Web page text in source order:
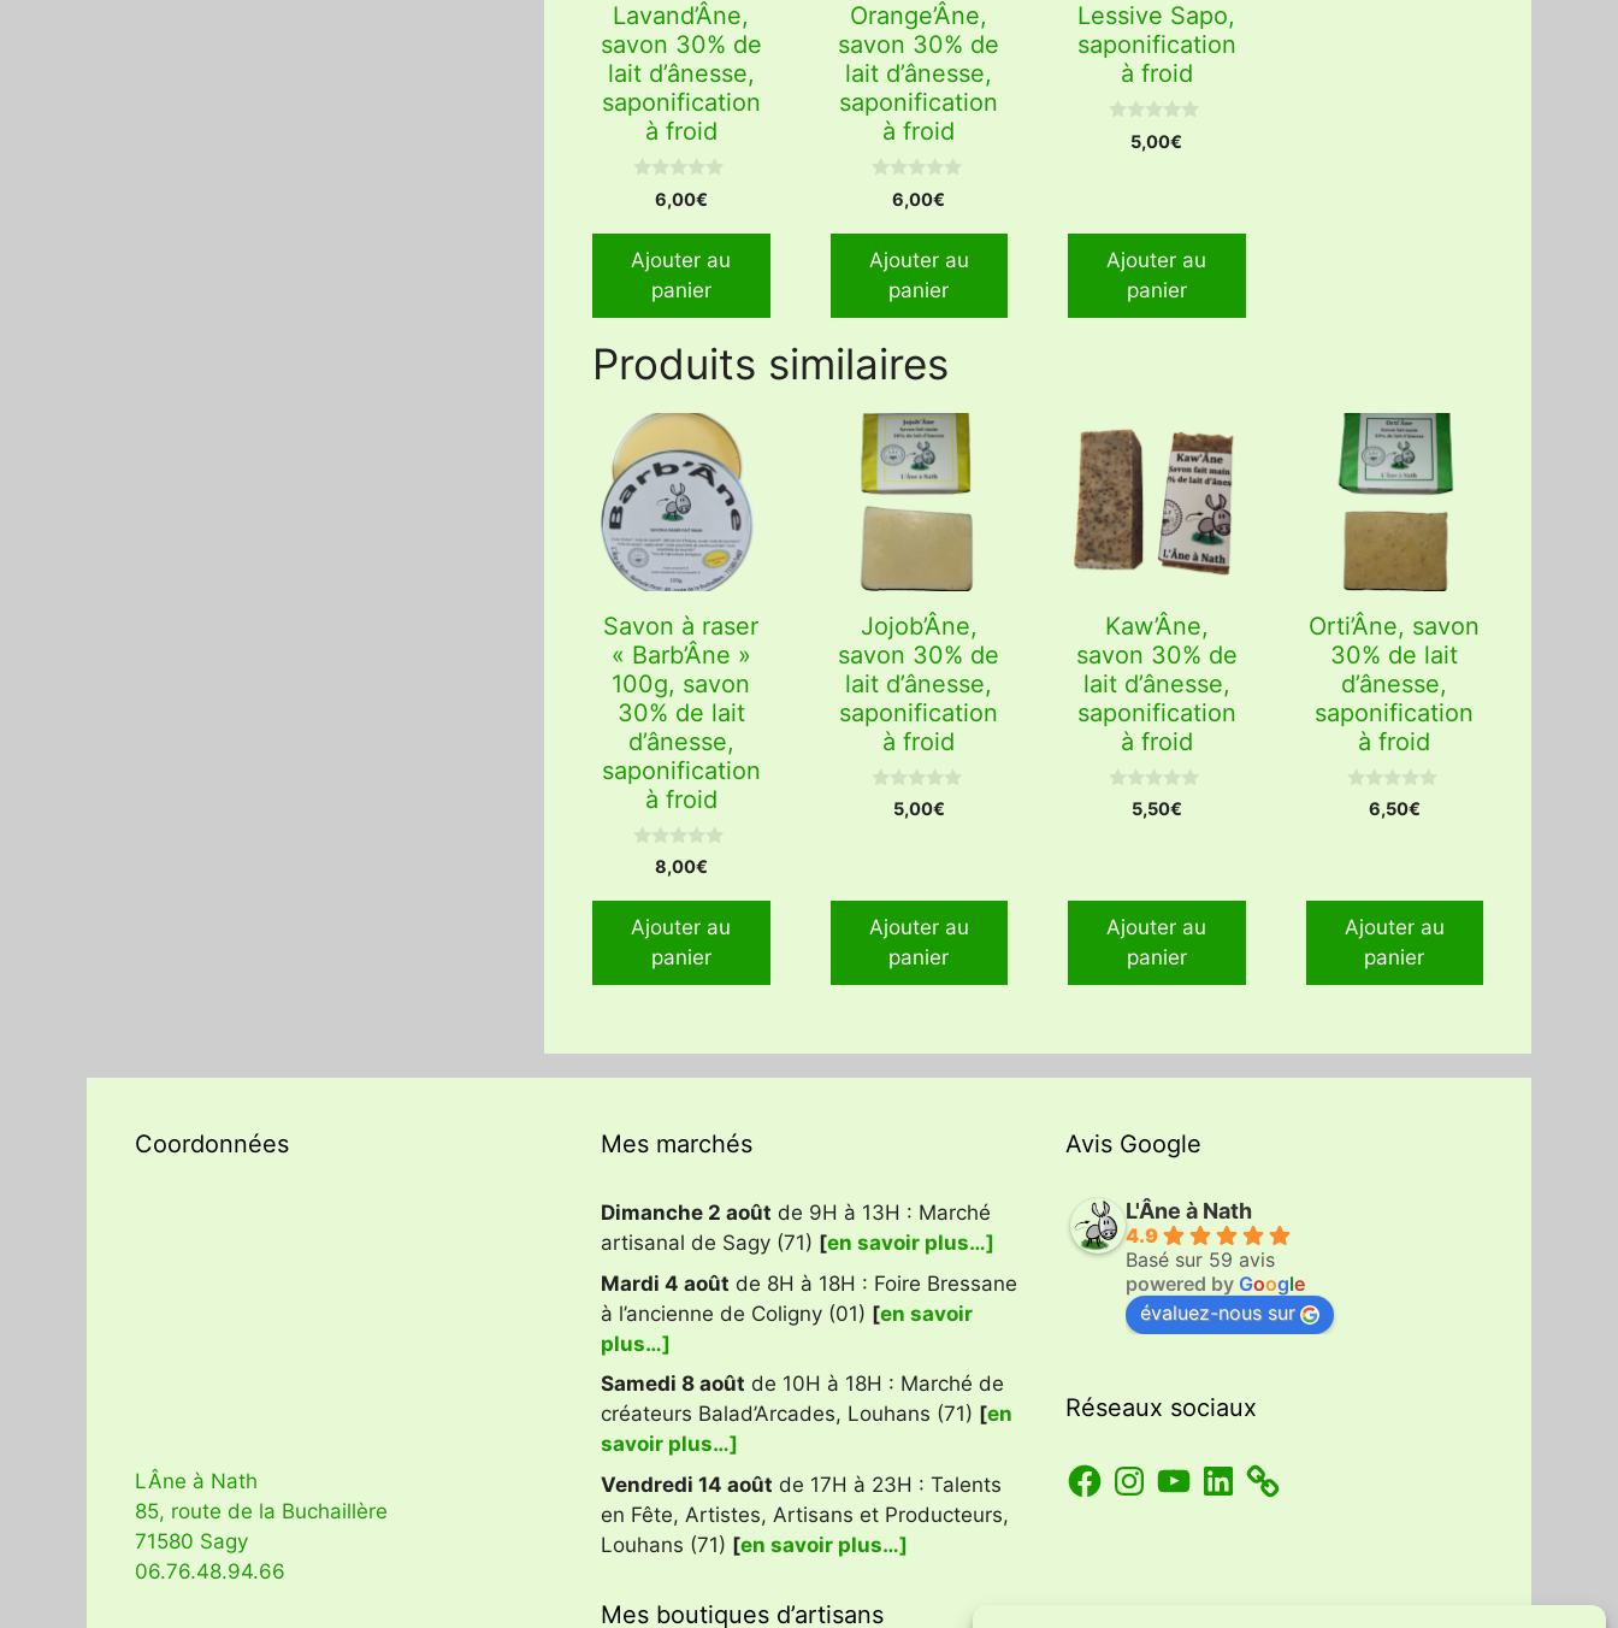
Lavand’Âne,
savon 30% de
lait d’ânesse,
saponification
à froid
5
6,00€
Ajouter au
panier
Orange’Âne,
savon 30% de
lait d’ânesse,
saponification
à froid
5
6,00€
Ajouter au
panier
Lessive Sapo,
saponification
à froid
5,00€
Ajouter au
panier
Produits similaires
Savon à raser
« Barb’Âne »
100g, savon
30% de lait
d’ânesse,
saponification
à froid
5
8,00€
Ajouter au
panier
Jojob’Âne,
savon 30% de
lait d’ânesse,
saponification
à froid
5,00€
Ajouter au
panier
Kaw’Âne,
savon 30% de
lait d’ânesse,
saponification
à froid
5,50€
Ajouter au
panier
Orti’Âne, savon
30% de lait
d’ânesse,
saponification
à froid
6,50€
Ajouter au
panier
Coordonnées
LÂne à Nath
85, route de la Buchaillère
71580 Sagy
06.76.48.94.66
Mes marchés
Dimanche 2 août de 9H à 13H : Marché
artisanal de Sagy (71) [en savoir plus…]
Mardi 4 août de 8H à 18H : Foire Bressane
à l’ancienne de Coligny (01) [en savoir
plus…]
Samedi 8 août de 10H à 18H : Marché de
créateurs Balad’Arcades, Louhans (71) [en
savoir plus…]
Vendredi 14 août de 17H à 23H : Talents
en Fête, Artistes, Artisans et Producteurs,
Louhans (71) [en savoir plus…]
Mes boutiques d’artisans
Avis Google
L'Âne à Nath
4.9
Basé sur 59 avis
powered by Google
évaluez-nous sur
Réseaux sociaux
FacebookInstagram
YouTubeLinkedIn